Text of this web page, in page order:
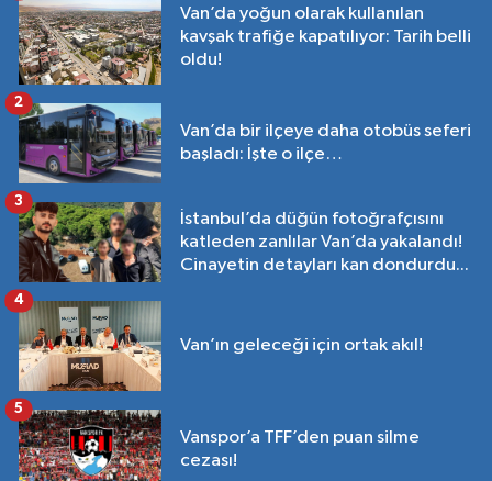
Van’da yoğun olarak kullanılan
kavşak trafiğe kapatılıyor: Tarih belli
oldu!
Van’da bir ilçeye daha otobüs seferi
başladı: İşte o ilçe…
2
İstanbul’da düğün fotoğrafçısını
katleden zanlılar Van’da yakalandı!
Cinayetin detayları kan dondurdu...
3
Van’ın geleceği için ortak akıl!
4
Vanspor’a TFF’den puan silme
cezası!
5